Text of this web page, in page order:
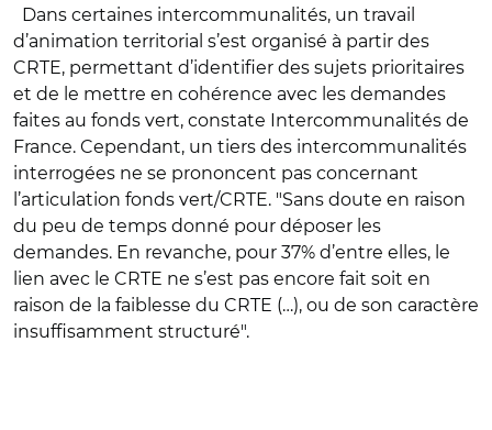
Dans certaines intercommunalités, un travail
d’animation territorial s’est organisé à partir des
CRTE, permettant d’identifier des sujets prioritaires
et de le mettre en cohérence avec les demandes
faites au fonds vert, constate Intercommunalités de
France. Cependant, un tiers des intercommunalités
interrogées ne se prononcent pas concernant
l’articulation fonds vert/CRTE. "Sans doute en raison
du peu de temps donné pour déposer les
demandes. En revanche, pour 37% d’entre elles, le
lien avec le CRTE ne s’est pas encore fait soit en
raison de la faiblesse du CRTE (…), ou de son caractère
insuffisamment structuré".